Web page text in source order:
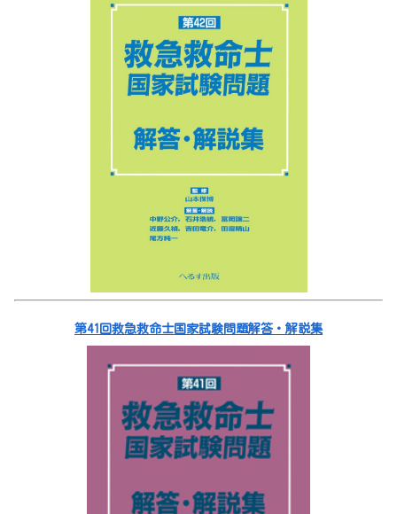
第41回救急救命士国家試験問題解答・解説集